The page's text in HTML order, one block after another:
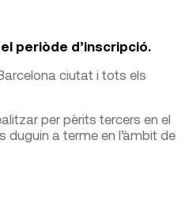
periòde d’inscripció.
ciutat i tots els
per pèrits tercers en el
a terme en l’àmbit de